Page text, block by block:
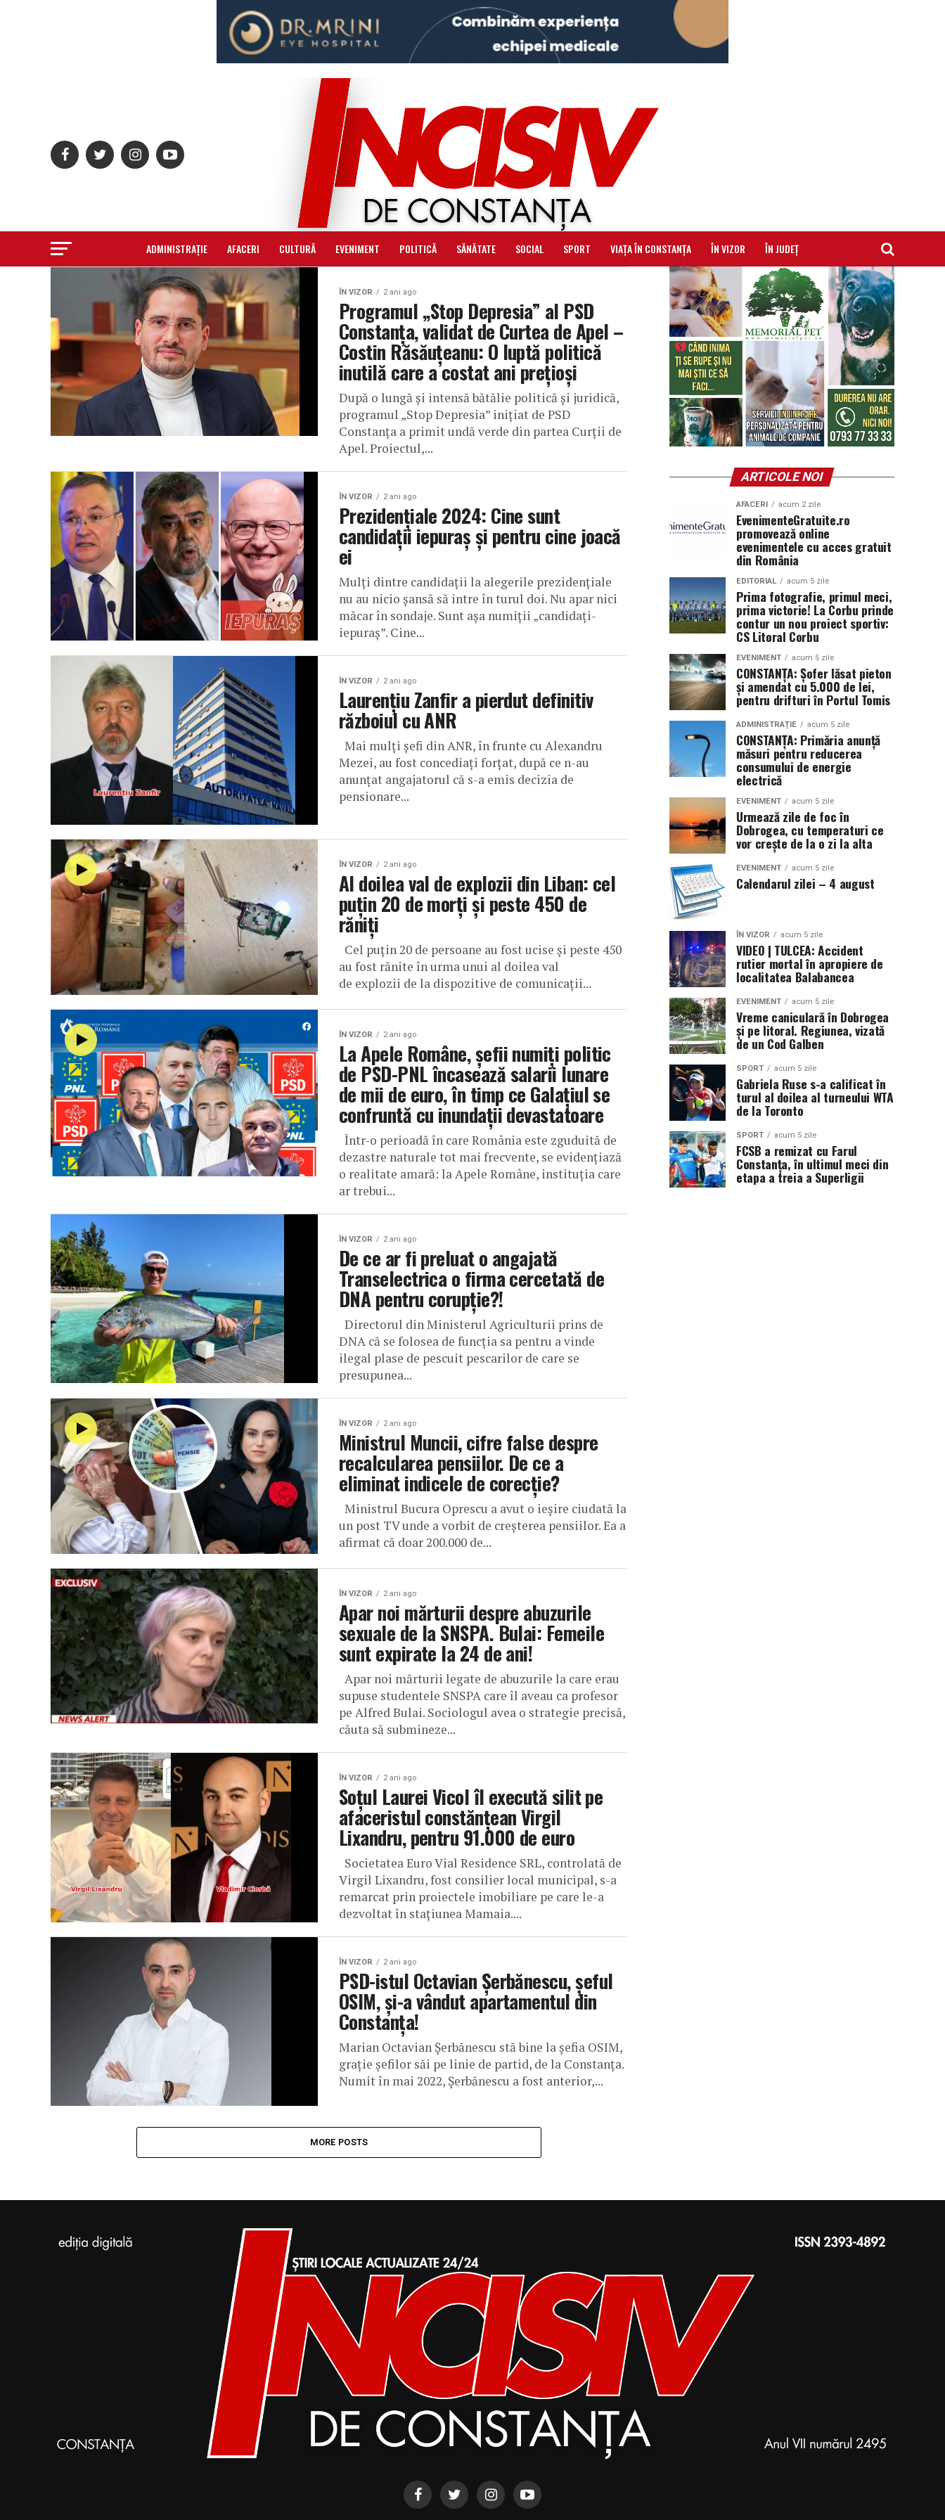
ADMINISTRAȚIE AFACERI CULTURĂ EVENIMENT POLITICĂ SĂNĂTATE SOCIAL SPORT VIAȚA ÎN CONSTANȚA ÎN VIZOR ÎN JUDEȚ
ÎN VIZOR 2 ani ago
Programul „Stop Depresia” al PSD
Constanța, validat de Curtea de Apel –
Costin Răsăuțeanu: O luptă politică
inutilă care a costat ani prețioși
După o lungă și intensă bătălie politică și juridică,
programul „Stop Depresia” inițiat de PSD
Constanța a primit undă verde din partea Curții de
Apel. Proiectul,...
ÎN VIZOR 2 ani ago
Prezidențiale 2024: Cine sunt
candidații iepuraș și pentru cine joacă
ei
Mulți dintre candidații la alegerile prezidențiale
nu au nicio șansă să intre în turul doi. Nu apar nici
măcar în sondaje. Sunt așa numiții „candidați-
iepuraș”. Cine...
ÎN VIZOR 2 ani ago
Laurențiu Zanfir a pierdut definitiv
războiul cu ANR
Mai mulți șefi din ANR, în frunte cu Alexandru
Mezei, au fost concediați forțat, după ce n-au
anunțat angajatorul că s-a emis decizia de
pensionare...
ÎN VIZOR 2 ani ago
Al doilea val de explozii din Liban: cel
puțin 20 de morţi şi peste 450 de
răniţi
Cel puțin 20 de persoane au fost ucise și peste 450
au fost rănite în urma unui al doilea val
de explozii de la dispozitive de comunicații...
ÎN VIZOR 2 ani ago
La Apele Române, șefii numiți politic
de PSD-PNL încasează salarii lunare
de mii de euro, în timp ce Galațiul se
confruntă cu inundații devastatoare
Într-o perioadă în care România este zguduită de
dezastre naturale tot mai frecvente, se evidențiază
o realitate amară: la Apele Române, instituția care
ar trebui...
ÎN VIZOR 2 ani ago
De ce ar fi preluat o angajată
Transelectrica o firma cercetată de
DNA pentru corupție?!
Directorul din Ministerul Agriculturii prins de
DNA că se folosea de funcția sa pentru a vinde
ilegal plase de pescuit pescarilor de care se
presupunea...
ÎN VIZOR 2 ani ago
Ministrul Muncii, cifre false despre
recalcularea pensiilor. De ce a
eliminat indicele de corecție?
Ministrul Bucura Oprescu a avut o ieșire ciudată la
un post TV unde a vorbit de creșterea pensiilor. Ea a
afirmat că doar 200.000 de...
ÎN VIZOR 2 ani ago
Apar noi mărturii despre abuzurile
sexuale de la SNSPA. Bulai: Femeile
sunt expirate la 24 de ani!
Apar noi mărturii legate de abuzurile la care erau
supuse studentele SNSPA care îl aveau ca profesor
pe Alfred Bulai. Sociologul avea o strategie precisă,
căuta să submineze...
ÎN VIZOR 2 ani ago
Soțul Laurei Vicol îl execută silit pe
afaceristul constănțean Virgil
Lixandru, pentru 91.000 de euro
Societatea Euro Vial Residence SRL, controlată de
Virgil Lixandru, fost consilier local municipal, s-a
remarcat prin proiectele imobiliare pe care le-a
dezvoltat în stațiunea Mamaia....
ÎN VIZOR 2 ani ago
PSD-istul Octavian Șerbănescu, șeful
OSIM, și-a vândut apartamentul din
Constanța!
Marian Octavian Șerbănescu stă bine la șefia OSIM,
grație șefilor săi pe linie de partid, de la Constanța.
Numit în mai 2022, Șerbănescu a fost anterior,...
MORE POSTS
ARTICOLE NOI
AFACERI acum 2 zile
EvenimenteGratuite.ro
promovează online
evenimentele cu acces gratuit
din România
EDITORIAL acum 5 zile
Prima fotografie, primul meci,
prima victorie! La Corbu prinde
contur un nou proiect sportiv:
CS Litoral Corbu
EVENIMENT acum 5 zile
CONSTANȚA: Șofer lăsat pieton
și amendat cu 5.000 de lei,
pentru drifturi în Portul Tomis
ADMINISTRAȚIE acum 5 zile
CONSTANȚA: Primăria anunță
măsuri pentru reducerea
consumului de energie
electrică
EVENIMENT acum 5 zile
Urmează zile de foc în
Dobrogea, cu temperaturi ce
vor crește de la o zi la alta
EVENIMENT acum 5 zile
Calendarul zilei – 4 august
ÎN VIZOR acum 5 zile
VIDEO | TULCEA: Accident
rutier mortal în apropiere de
localitatea Balabancea
EVENIMENT acum 5 zile
Vreme caniculară în Dobrogea
și pe litoral. Regiunea, vizată
de un Cod Galben
SPORT acum 5 zile
Gabriela Ruse s-a calificat în
turul al doilea al turneului WTA
de la Toronto
SPORT acum 5 zile
FCSB a remizat cu Farul
Constanța, în ultimul meci din
etapa a treia a Superligii